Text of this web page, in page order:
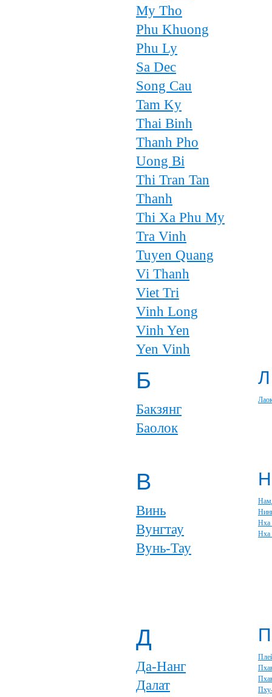
My Tho
Phu Khuong
Phu Ly
Sa Dec
Song Cau
Tam Ky
Thai Binh
Thanh Pho
Uong Bi
Thi Tran Tan
Thanh
Thi Xa Phu My
Tra Vinh
Tuyen Quang
Vi Thanh
Viet Tri
Vinh Long
Vinh Yen
Yen Vinh
Б
Бакзянг
Баолок
Л
В
Винь
Вунгтау
Вунь-Тау
Н
Нха
Нха
Д
Да-Нанг
Далат
П